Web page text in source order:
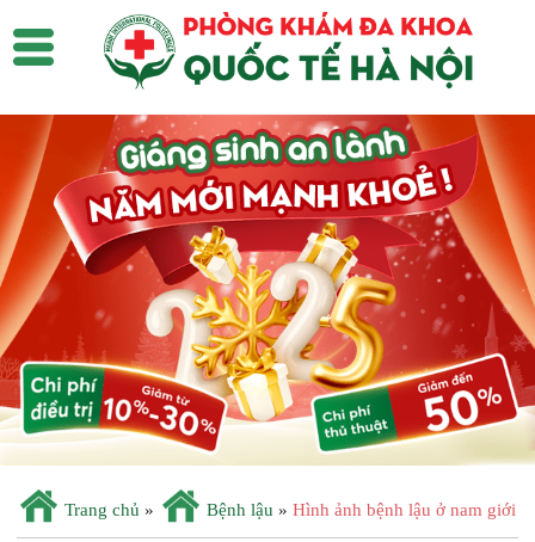
Trang chủ » Bệnh lậu » Hình ảnh bệnh lậu ở nam giới